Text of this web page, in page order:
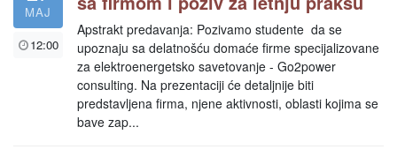
MAJ
12:00
Apstrakt predavanja: Pozivamo studente da se
upoznaju sa delatnošću domaće firme specijalizovane
za elektroenergetsko savetovanje - Go2power
consulting. Na prezentaciji će detaljnije biti
predstavljena firma, njene aktivnosti, oblasti kojima se
bave zap...